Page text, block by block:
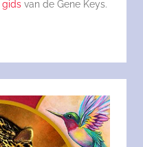
gidsvan de Gene Keys.